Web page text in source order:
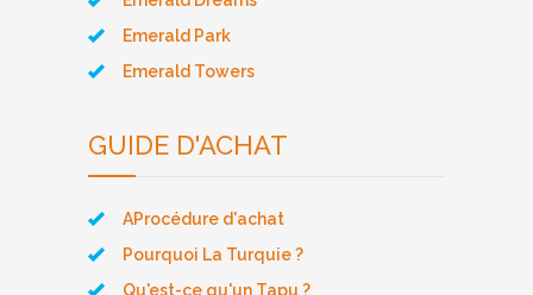
Emerald Park
Emerald Towers
GUIDE D'ACHAT
AProcédure d'achat
Pourquoi La Turquie ?
Qu'est-ce qu'un Tapu ?